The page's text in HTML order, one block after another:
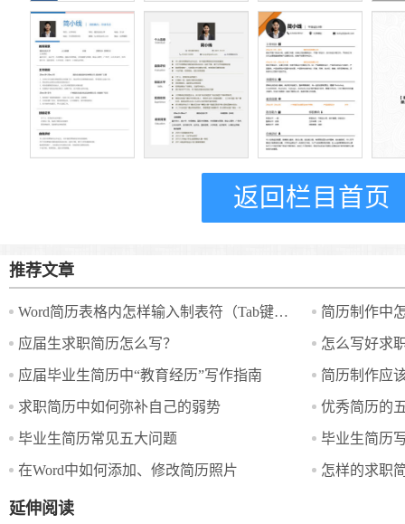
返回栏目首页
推荐文章
Word简历表格内怎样输入制表符（Tab键）？ 简历制作中
应届生求职简历怎么写？ 怎么写好求
应届毕业生简历中“教育经历”写作指南 简历制作应
求职简历中如何弥补自己的弱势 优秀简历的
毕业生简历常见五大问题 毕业生简历
在Word中如何添加、修改简历照片 怎样的求职
延伸阅读